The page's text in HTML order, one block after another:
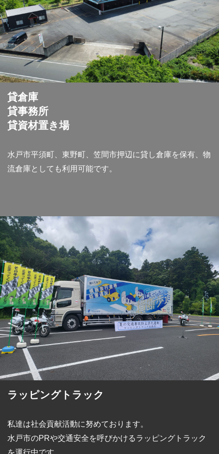
貸倉庫
貸事務所
貸資材置き場
水戸市平須町、東野町、笠間市押辺に貸し倉庫を保有、物
流倉庫としても利用可能です。
ラッピングトラック
私達は社会貢献活動に努めております。
水戸市のPRや交通安全を呼びかけるラッピングトラック